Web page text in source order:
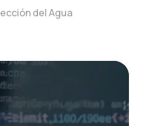
del Agua